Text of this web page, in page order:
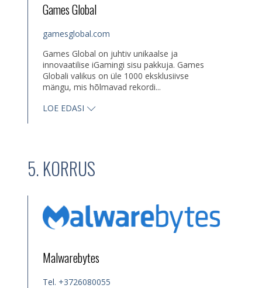
Games Global
gamesglobal.com
Games Global on juhtiv unikaalse ja
innovaatilise iGamingi sisu pakkuja. Games
Globali valikus on üle 1000 eksklusiivse
mängu, mis hõlmavad rekordi...
LOE EDASI
5. KORRUS
Malwarebytes
Tel. +3726080055